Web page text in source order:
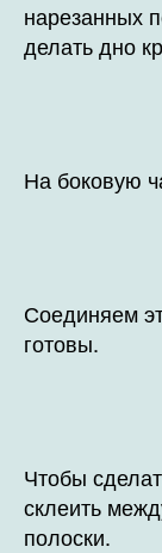
нарезанных
делать дно
На боковую
Соединяем
готовы.
Чтобы
склеить
полоски.